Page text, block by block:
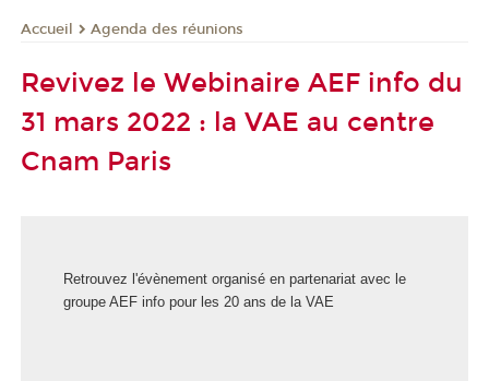
Accueil Agenda des réunions
Revivez le Webinaire AEF info du
31 mars 2022 : la VAE au centre
Cnam Paris
Retrouvez l'évènement organisé en partenariat avec le
groupe AEF info pour les 20 ans de la VAE